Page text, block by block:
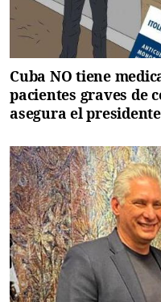
Cuba NO tiene
pacientes graves de
asegura el